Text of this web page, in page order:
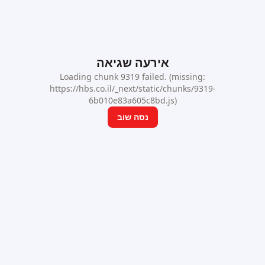
אירעה שגיאה
Loading chunk 9319 failed. (missing:
https://hbs.co.il/_next/static/chunks/9319-
6b010e83a605c8bd.js)